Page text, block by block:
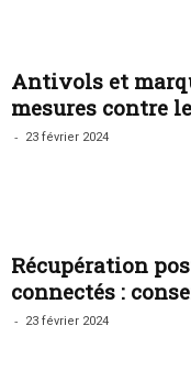
Antivols et
mesures contre
- 23 février 2024
Récupération
connectés :
- 23 février 2024